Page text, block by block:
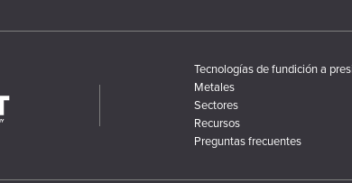
Tecnologías de fundición a
Metales
Sectores
Recursos
Preguntas frecuentes